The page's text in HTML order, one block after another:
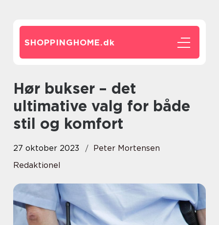
SHOPPINGHOME.dk
Hør bukser – det
ultimative valg for både
stil og komfort
27 oktober 2023
Peter Mortensen
Redaktionel